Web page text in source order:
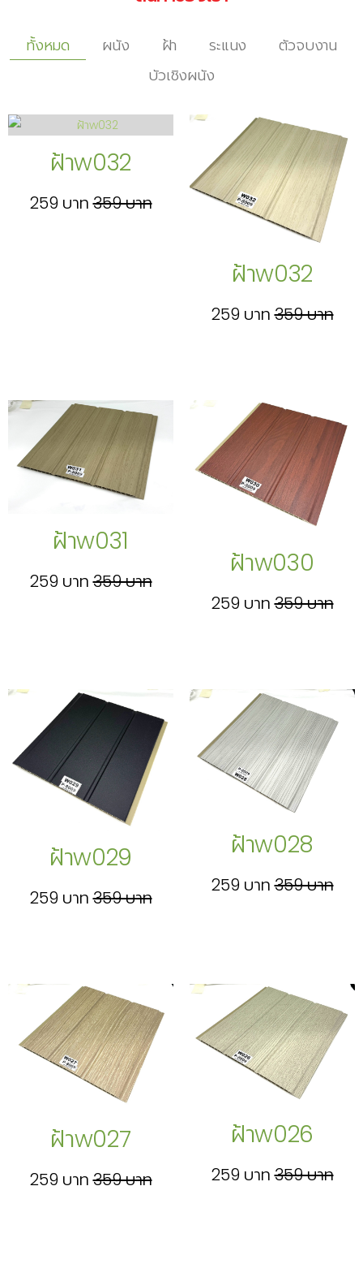
ทั้งหมด ผนัง ฝ้า ระแนง
ตัวจบงาน
บัวเชิงผนัง
ฝ้าw032
259 บาท359 บาท
ฝ้าw032
259 บาท359 บาท
ฝ้าw031
259 บาท359 บาท
ฝ้าw030
259 บาท359 บาท
ฝ้าw029
259 บาท359 บาท
ฝ้าw028
259 บาท359 บาท
ฝ้าw027
259 บาท359 บาท
ฝ้าw026
259 บาท359 บาท